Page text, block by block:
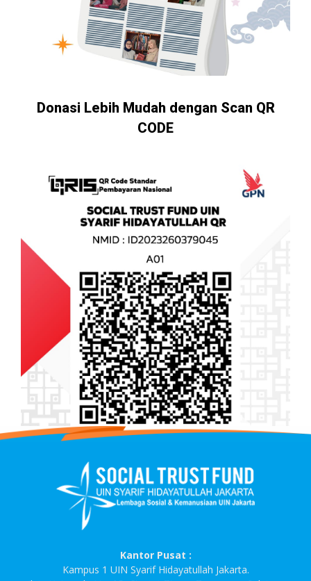
Donasi Lebih Mudah dengan Scan QR
CODE
Kantor Pusat :
Kampus 1 UIN Syarif Hidayatullah Jakarta.